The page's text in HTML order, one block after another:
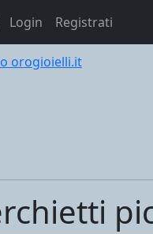
Login Registrati